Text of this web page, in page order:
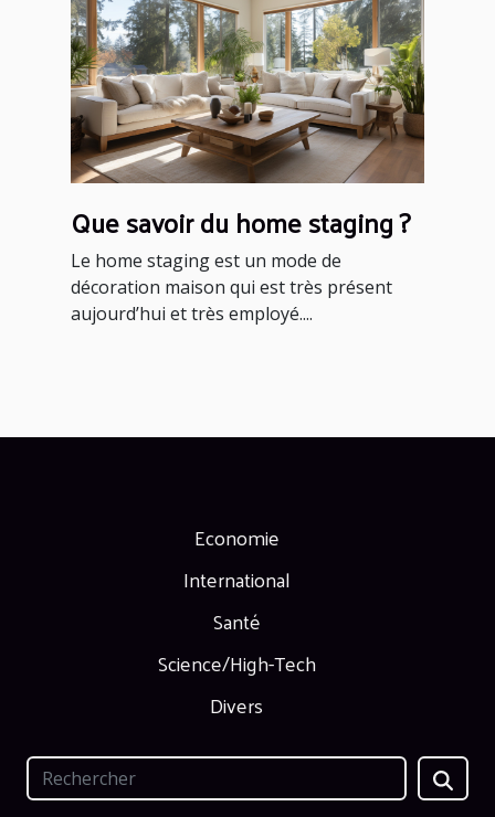
Que savoir du home staging ?
Le home staging est un mode de
décoration maison qui est très présent
aujourd’hui et très employé....
Economie
International
Santé
Science/High-Tech
Divers